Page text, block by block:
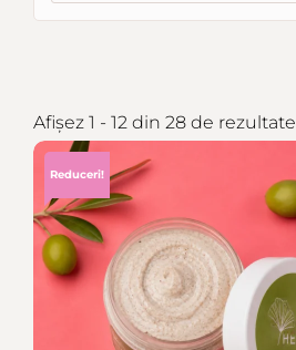
Afișez 1 - 12 din 28 de rezultate
Reduceri!